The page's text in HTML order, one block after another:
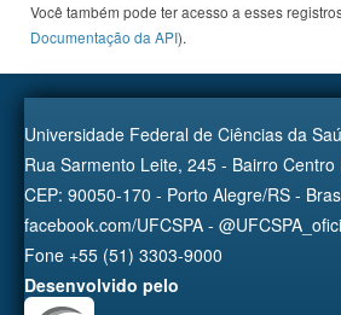
Você também pode ter acesso a esses
Documentação da API).
Universidade Federal de Ciências da
Rua Sarmento Leite, 245 - Bairro Centro
CEP: 90050-170 - Porto Alegre/RS -
facebook.com/UFCSPA -
Fone +55 (51) 3303-9000
Desenvolvido pelo